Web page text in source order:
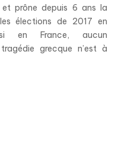
prône depuis 6 ans la
élections de 2017 en
en France, aucun
grecque n’est à